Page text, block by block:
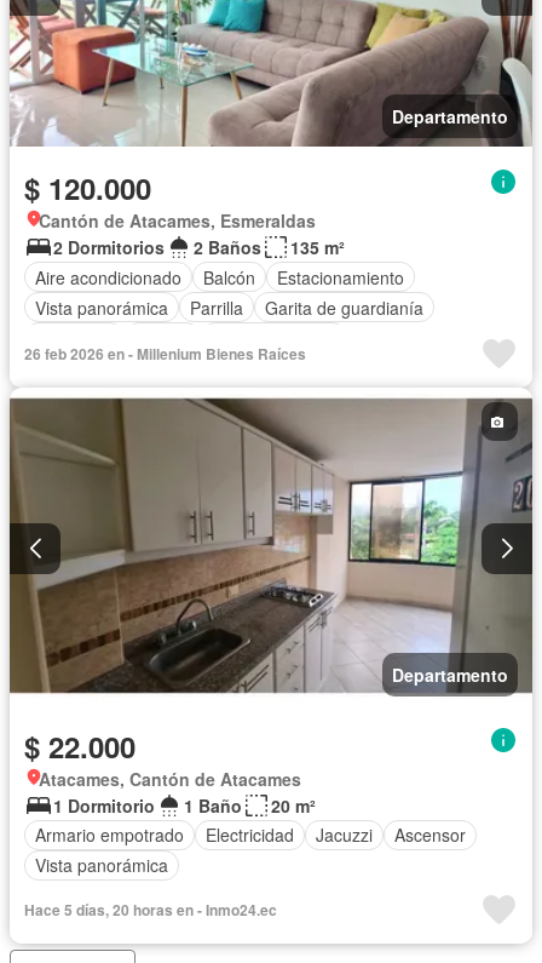
Departamento
$ 120.000
Cantón de Atacames, Esmeraldas
2 Dormitorios
2 Baños
135 m²
Aire acondicionado
Balcón
Estacionamiento
Vista panorámica
Parrilla
Garita de guardianía
Completamente amoblado
26 feb 2026 en - Millenium Bienes Raíces
Departamento
$ 22.000
Atacames, Cantón de Atacames
1 Dormitorio
1 Baño
20 m²
Armario empotrado
Electricidad Jacuzzi
Ascensor
Vista panorámica
Hace 5 días, 20 horas en - Inmo24.ec